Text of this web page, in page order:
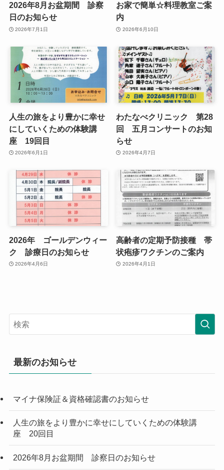
2026年8月お盆期間 診察
日のお知らせ
2026年7月1日
お家で簡単☆料理教室ご案
内
2026年6月10日
人生の旅をより豊かに幸せ
にしていくための体験講
座 19回目
2026年6月1日
わたなべクリニック 第28
回 五月コンサートのお知
らせ
2026年4月7日
2026年 ゴールデンウィー
ク 診療日のお知らせ
2026年4月6日
高齢者の定期予防接種 帯
状疱疹ワクチンのご案内
2026年4月1日
最新のお知らせ
マイナ保険証＆資格確認書のお知らせ
人生の旅をより豊かに幸せにしていくための体験講
座 20回目
2026年8月お盆期間 診察日のお知らせ